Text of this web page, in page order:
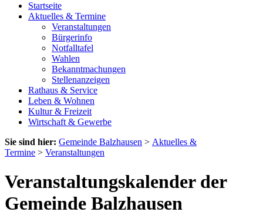
Startseite
Aktuelles & Termine
Veranstaltungen
Bürgerinfo
Notfalltafel
Wahlen
Bekanntmachungen
Stellenanzeigen
Rathaus & Service
Leben & Wohnen
Kultur & Freizeit
Wirtschaft & Gewerbe
Sie sind hier: Gemeinde Balzhausen > Aktuelles &
Termine > Veranstaltungen
Veranstaltungskalender der
Gemeinde Balzhausen